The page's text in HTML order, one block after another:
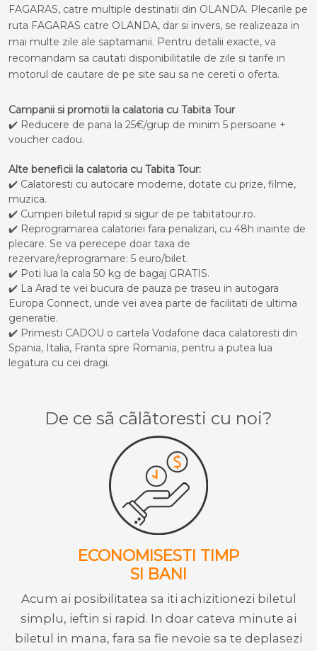
FAGARAS, catre multiple destinatii din OLANDA. Plecarile pe
ruta FAGARAS catre OLANDA, dar si invers, se realizeaza in
mai multe zile ale saptamanii. Pentru detalii exacte, va
recomandam sa cautati disponibilitatile de zile si tarife in
motorul de cautare de pe site sau sa ne cereti o oferta.
Campanii si promotii la calatoria cu Tabita Tour
✔️ Reducere de pana la 25€/grup de minim 5 persoane +
voucher cadou.
Alte beneficii la calatoria cu Tabita Tour:
✔️ Calatoresti cu autocare moderne, dotate cu prize, filme,
muzica.
✔️ Cumperi biletul rapid si sigur de pe tabitatour.ro.
✔️ Reprogramarea calatoriei fara penalizari, cu 48h inainte de
plecare. Se va perecepe doar taxa de
rezervare/reprogramare: 5 euro/bilet.
✔️ Poti lua la cala 50 kg de bagaj GRATIS.
✔️ La Arad te vei bucura de pauza pe traseu in autogara
Europa Connect, unde vei avea parte de facilitati de ultima
generatie.
✔️ Primesti CADOU o cartela Vodafone daca calatoresti din
Spania, Italia, Franta spre Romania, pentru a putea lua
legatura cu cei dragi.
De ce sã cãlãtoresti cu noi?
ECONOMISESTI TIMP
SI BANI
Acum ai posibilitatea sa iti achizitionezi biletul
simplu, ieftin si rapid. In doar cateva minute ai
biletul in mana, fara sa fie nevoie sa te deplasezi